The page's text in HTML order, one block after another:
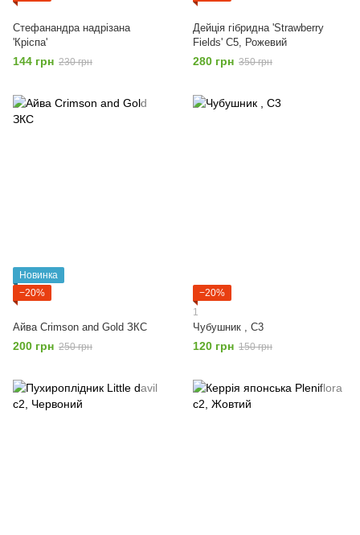
Стефанандра надрізана
'Кріспа'
144 грн 230 грн
Дейція гібридна 'Strawberry
Fields' С5, Рожевий
280 грн 350 грн
Новинка
−20%
Айва Crimson and Gold ЗКС
200 грн 250 грн
−20%
1
Чубушник , С3
120 грн 150 грн